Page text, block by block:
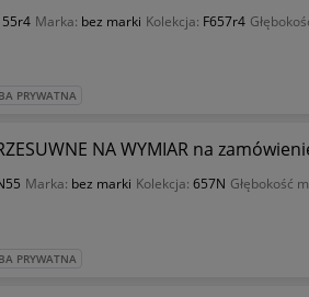
Marka: bez marki Kolekcja: F657r4
PRYWATNA
NA WYMIAR na
Marka: bez marki Kolekcja: 657N Głębokość
PRYWATNA